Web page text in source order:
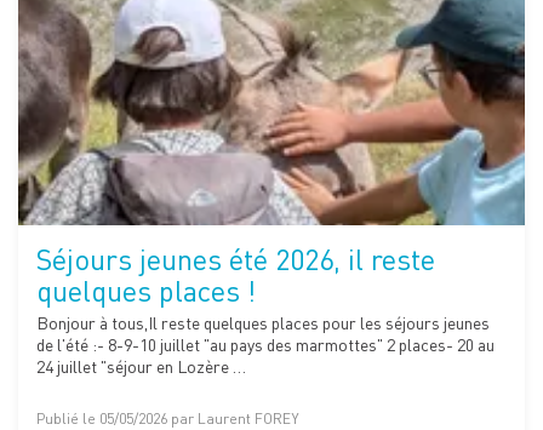
Séjours jeunes été 2026, il reste
quelques places !
Bonjour à tous,Il reste quelques places pour les séjours jeunes
de l'été :- 8-9-10 juillet "au pays des marmottes" 2 places- 20 au
24 juillet "séjour en Lozère …
Publié le 05/05/2026 par Laurent FOREY